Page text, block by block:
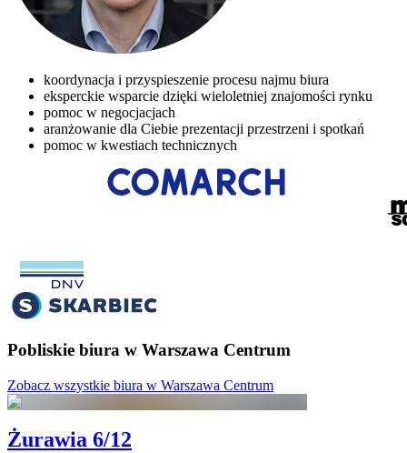
koordynacja i przyspieszenie procesu najmu biura
eksperckie wsparcie dzięki wieloletniej znajomości rynku
pomoc w negocjacjach
aranżowanie dla Ciebie prezentacji przestrzeni i spotkań
pomoc w kwestiach technicznych
Pobliskie biura w Warszawa Centrum
Zobacz wszystkie biura w Warszawa Centrum
Żurawia 6/12